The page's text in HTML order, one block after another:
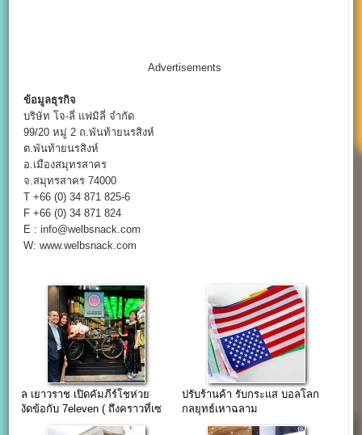
Advertisements
ข้อมูลธุรกิจ
บริษัท โจ-ลี่ แฟมิลี่ จำกัด
99/20 หมู่ 2 ถ.พันท้ายนรสิงห์
ต.พันท้ายนรสิงห์
อ.เมืองสมุทรสาคร
จ.สมุทรสาคร 74000
T +66 (0) 34 871 825-6
F +66 (0) 34 871 824
E : info@welbsnack.com
W: www.welbsnack.com
ล เยาวราช เปิดคัมภีร์โชห่วย
งัดข้อกับ 7eleven ( ถึงคราวที่เซ
ปรับร้านค้า รับกระแส บอลโลก
กลยุทธ์เหาฉลาม